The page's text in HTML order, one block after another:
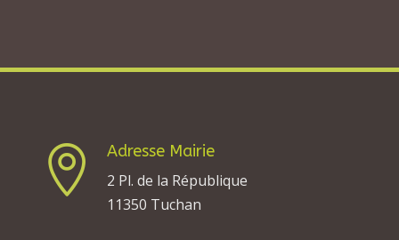

Adresse Mairie
2 Pl. de la République
11350 Tuchan